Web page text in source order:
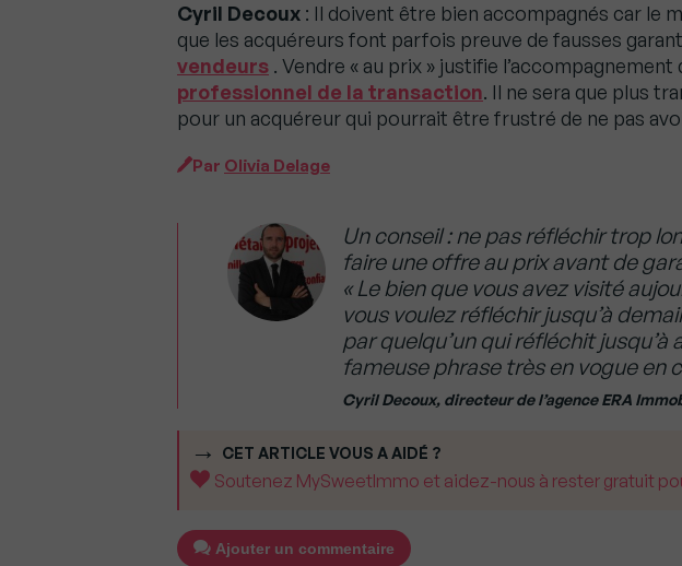
Cyril Decoux : Il doivent être bien accompagnés car le
que les acquéreurs font parfois preuve de fausses
vendeurs . Vendre « au prix » justifie l’accompagnement
professionnel de la transaction. Il ne sera que plus
pour un acquéreur qui pourrait être frustré de ne pas
Par Olivia Delage
Un conseil : ne pas réfléchir trop
faire une offre au prix avant de
« Le bien que vous avez visité
vous voulez réfléchir jusqu’à
par quelqu’un qui réfléchit jusqu’à
fameuse phrase très en vogue en
Cyril Decoux, directeur de l’agence ERA
CET ARTICLE VOUS A AIDÉ ?
Soutenez MySweetImmo et aidez-nous à rester gratuit
Ajouter un commentaire